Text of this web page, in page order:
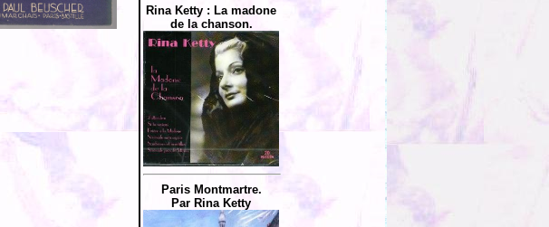
Rina Ketty : La madone
de la chanson.
Paris Montmartre.
Par Rina Ketty